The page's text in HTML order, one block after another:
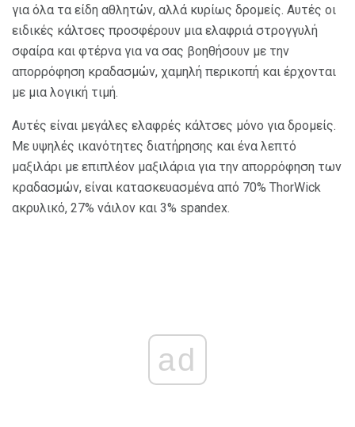
για όλα τα είδη αθλητών, αλλά κυρίως δρομείς. Αυτές οι
ειδικές κάλτσες προσφέρουν μια ελαφριά στρογγυλή
σφαίρα και φτέρνα για να σας βοηθήσουν με την
απορρόφηση κραδασμών, χαμηλή περικοπή και έρχονται
με μια λογική τιμή.
Αυτές είναι μεγάλες ελαφρές κάλτσες μόνο για δρομείς.
Με υψηλές ικανότητες διατήρησης και ένα λεπτό
μαξιλάρι με επιπλέον μαξιλάρια για την απορρόφηση των
κραδασμών, είναι κατασκευασμένα από 70% ThorWick
ακρυλικό, 27% νάιλον και 3% spandex.
ad